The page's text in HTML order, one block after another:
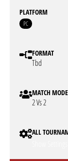
PLATFORM
PC
FORMAT
Tbd
MATCH MODE
2 Vs 2
ALL